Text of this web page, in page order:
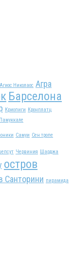
Агиос Николаос Агра
Барселона
Криопиги Кронплатц
Памуккале
Самуи Сен тропе
Червиния Шарджа
остров
Санторини пирамида